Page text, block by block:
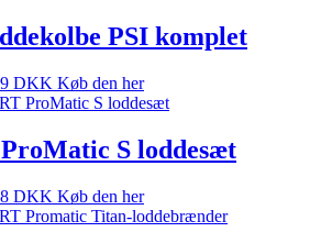
PSI komplet
DKK Køb den her
S loddesæt
DKK Køb den her